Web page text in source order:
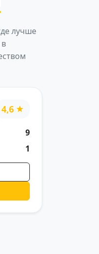
лучше
4,6
9
1